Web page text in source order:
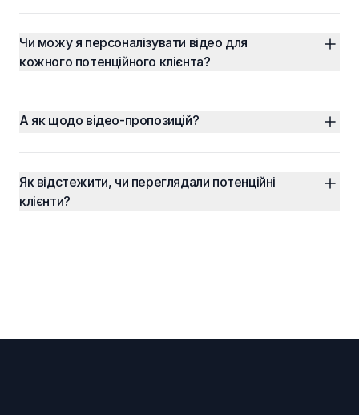
Чи можу я персоналізувати відео для
кожного потенційного клієнта?
А як щодо відео-пропозицій?
Як відстежити, чи переглядали потенційні
клієнти?